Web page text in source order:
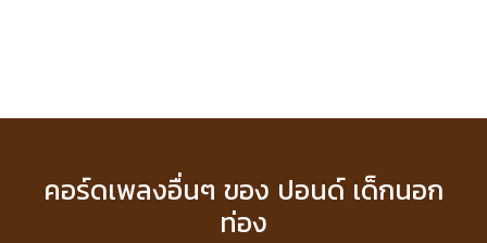
คอร์ดเพลงอื่นๆ ของ ปอนด์ เด็กนอก
ท่อง